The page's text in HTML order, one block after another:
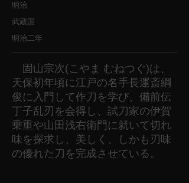
明治
武蔵国
明治二年
固山宗次(こやま むねつぐ)は、
天保初年頃に江戸の名手長運斎綱
俊に入門して作刀を学び、備前伝
丁子乱刃を会得し、試刀家の伊賀
乗重や山田浅右衛門に就いて切れ
味を探求し、美しく、しかも刃味
の優れた刀を完成させている。